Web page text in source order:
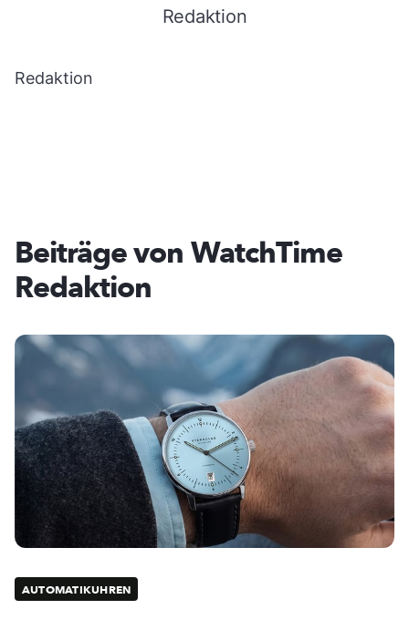
Redaktion
Redaktion
Beiträge von WatchTime
Redaktion
AUTOMATIKUHREN